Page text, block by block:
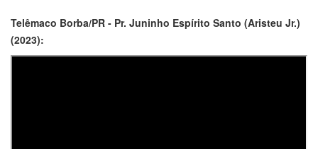
Telêmaco Borba/PR - Pr. Juninho Espírito Santo (Aristeu Jr.)
(2023):